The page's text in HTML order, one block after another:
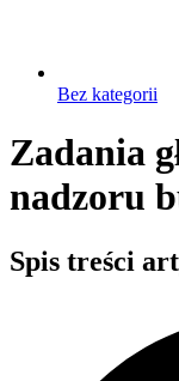
Bez kategorii
Zadania
nadzoru
Spis treści